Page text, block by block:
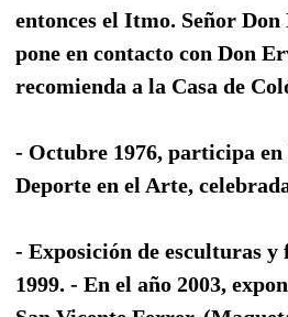
entonces el Itmo. Señor
pone en contacto con Don
recomienda a la Casa de
- Octubre 1976, participa
Deporte en el Arte,
- Exposición de esculturas y
1999. - En el año 2003,